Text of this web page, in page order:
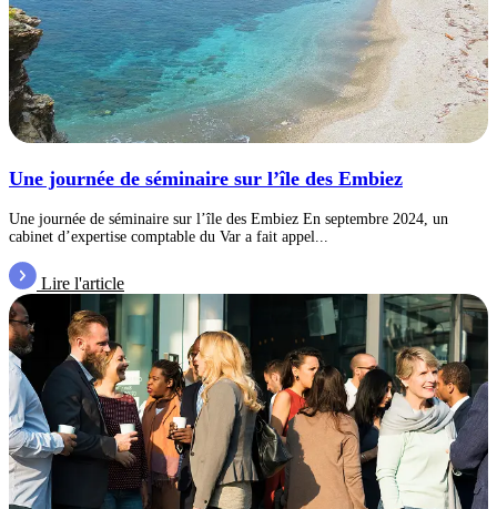
Une journée de séminaire sur l’île des Embiez
Une journée de séminaire sur l’île des Embiez En septembre 2024, un
cabinet d’expertise comptable du Var a fait appel...
Lire l'article